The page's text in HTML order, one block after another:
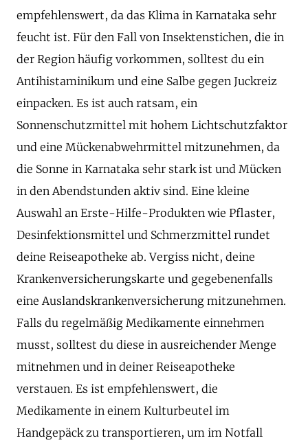
empfehlenswert, da das Klima in Karnataka sehr
feucht ist. Für den Fall von Insektenstichen, die in
der Region häufig vorkommen, solltest du ein
Antihistaminikum und eine Salbe gegen Juckreiz
einpacken. Es ist auch ratsam, ein
Sonnenschutzmittel mit hohem Lichtschutzfaktor
und eine Mückenabwehrmittel mitzunehmen, da
die Sonne in Karnataka sehr stark ist und Mücken
in den Abendstunden aktiv sind. Eine kleine
Auswahl an Erste-Hilfe-Produkten wie Pflaster,
Desinfektionsmittel und Schmerzmittel rundet
deine Reiseapotheke ab. Vergiss nicht, deine
Krankenversicherungskarte und gegebenenfalls
eine Auslandskrankenversicherung mitzunehmen.
Falls du regelmäßig Medikamente einnehmen
musst, solltest du diese in ausreichender Menge
mitnehmen und in deiner Reiseapotheke
verstauen. Es ist empfehlenswert, die
Medikamente in einem Kulturbeutel im
Handgepäck zu transportieren, um im Notfall